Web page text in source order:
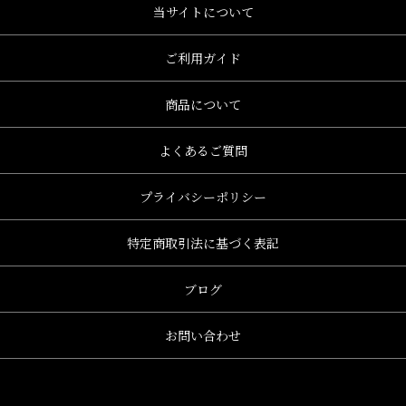
当サイトについて
ご利用ガイド
商品について
よくあるご質問
プライバシーポリシー
特定商取引法に基づく表記
ブログ
お問い合わせ